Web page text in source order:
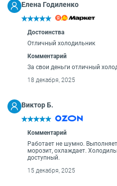
Елена Годиленко
Достоинства
Отличный холодильник
Комментарий
За свои деньги отличный
18 декабря, 2025
Виктор Б.
Комментарий
Работает не шумно.
морозит, охлаждает.
доступный.
15 декабря, 2025